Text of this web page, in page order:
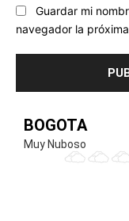
Guardar mi
navegador la
BOGOTA
Muy Nuboso